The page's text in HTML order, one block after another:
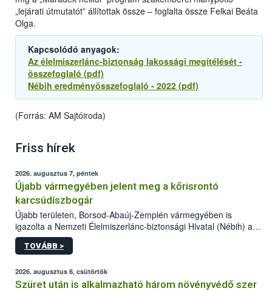
„lejárati útmutatót” állítottak össze – foglalta össze Felkai Beáta
Olga.
Kapcsolódó anyagok:
Az élelmiszerlánc-biztonság lakossági megítélését -
összefoglaló (pdf)
Nébih eredményösszefoglaló - 2022 (pdf)
(Forrás: AM Sajtóiroda)
Friss hírek
2026. augusztus 7, péntek
Újabb vármegyében jelent meg a kőrisrontó
karcsúdíszbogár
Újabb területen, Borsod-Abaúj-Zemplén vármegyében is
igazolta a Nemzeti Élelmiszerlánc-biztonsági Hivatal (Nébih) a
kőrisrontó karcsúdíszbogár (Agrilus planipennis) jelenlétét. A
kártevőt nem csak színcsapdában találták meg, de már fertőzött
az intenzív felderítést, emellett az intézkedéseket a szlovák
hatósággal is összehangolják a terjedés megállítása érdekében.
TOVÁBB >
2026. augusztus 6, csütörtök
Szüret után is alkalmazható három növényvédő szer